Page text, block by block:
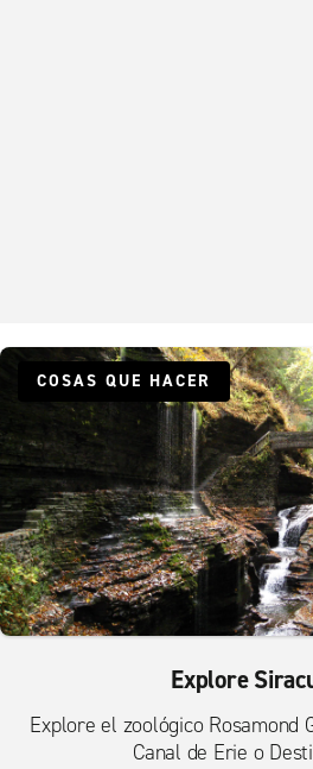
COSAS QUE HACER
Explore
Explore el zoológico Rosamond
Canal de Erie o